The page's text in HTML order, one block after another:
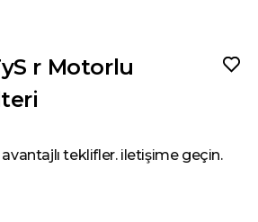
r Motorlu
teklifler. iletişime geçin.